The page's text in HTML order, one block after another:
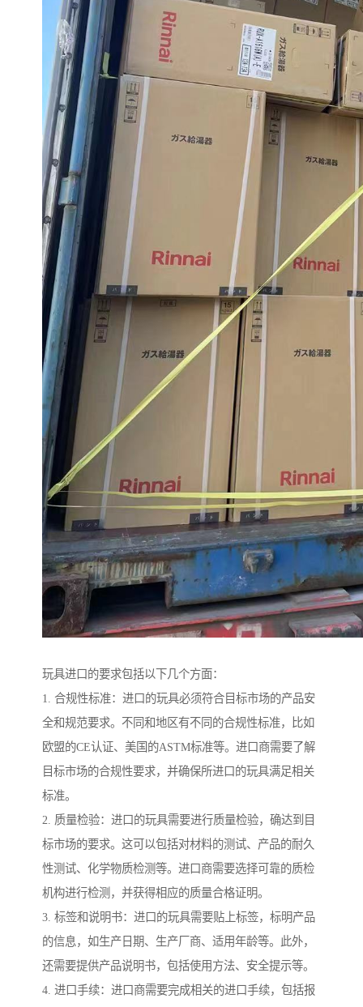
玩具进口的要求包括以下几个方面：
1. 合规性标准：进口的玩具必须符合目标市场的产品安
全和规范要求。不同和地区有不同的合规性标准，比如
欧盟的CE认证、美国的ASTM标准等。进口商需要了解
目标市场的合规性要求，并确保所进口的玩具满足相关
标准。
2. 质量检验：进口的玩具需要进行质量检验，确达到目
标市场的要求。这可以包括对材料的测试、产品的耐久
性测试、化学物质检测等。进口商需要选择可靠的质检
机构进行检测，并获得相应的质量合格证明。
3. 标签和说明书：进口的玩具需要贴上标签，标明产品
的信息，如生产日期、生产厂商、适用年龄等。此外，
还需要提供产品说明书，包括使用方法、安全提示等。
4. 进口手续：进口商需要完成相关的进口手续，包括报